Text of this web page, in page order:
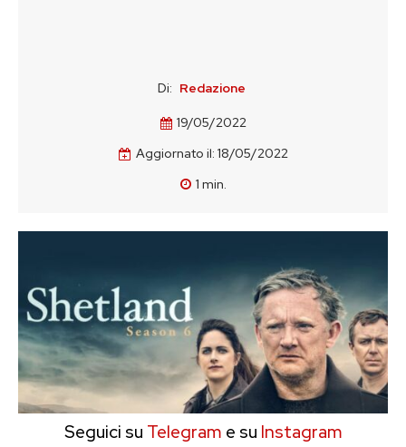
Di: Redazione
19/05/2022
Aggiornato il: 18/05/2022
1 min.
Seguici su Telegram e su Instagram